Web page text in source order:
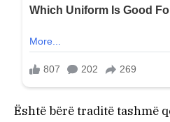
Është bërë traditë tashmë